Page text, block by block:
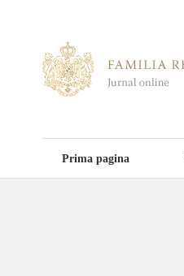
Prima pagina